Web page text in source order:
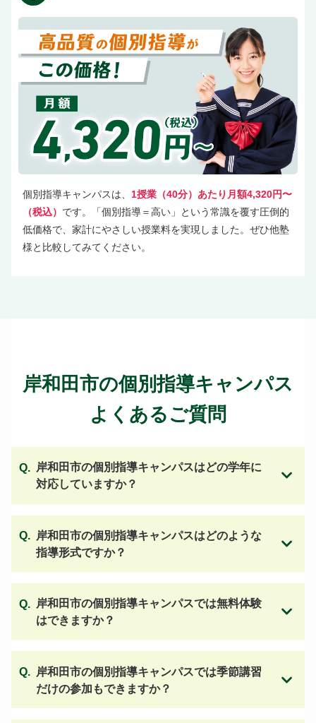
個別指導キャンパスは、 1授業（40分）あたり月額4,320円〜
（税込） です。「個別指導＝高い」という常識を覆す圧倒的
低価格で、家計にやさしい授業料を実現しました。ぜひ他塾
様と比較してみてください。
岸和田市の個別指導キャンパス
よくあるご質問
岸和田市の個別指導キャンパスはどの学年に
対応していますか？
岸和田市の個別指導キャンパスはどのような
指導形式ですか？
岸和田市の個別指導キャンパスでは無料体験
はできますか？
岸和田市の個別指導キャンパスでは季節講習
だけの参加もできますか？